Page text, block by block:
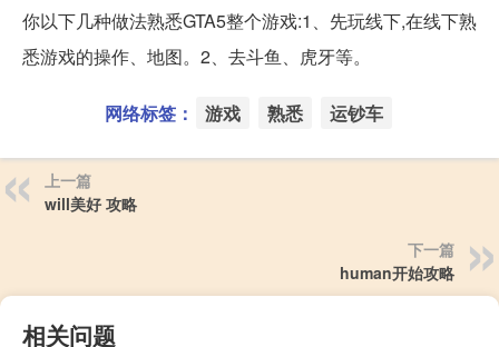
你以下几种做法熟悉GTA5整个游戏:1、先玩线下,在线下熟
悉游戏的操作、地图。2、去斗鱼、虎牙等。
网络标签： 游戏 熟悉 运钞车
上一篇
will美好 攻略
下一篇
human开始攻略
相关问题